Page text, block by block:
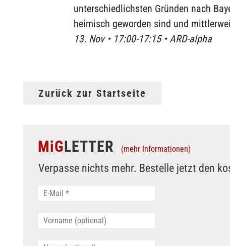
unterschiedlichsten Gründen nach
heimisch geworden sind und
13. Nov • 17:00-17:15 • ARD-alpha
Zurück zur Startseite
MiGLETTER (mehr Informationen)
Verpasse nichts mehr. Bestelle jetzt den